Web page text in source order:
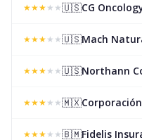
★★★★ ★🇺🇸CG
★★★★ ★🇺🇸Mach
★★★★ ★🇺🇸Northann
★★★★ ★🇲🇽
★★★★ ★🇧🇲Fidelis